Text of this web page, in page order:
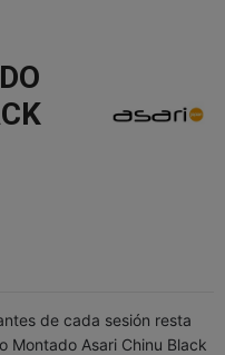
de cada sesión resta
Montado Asari Chinu Black